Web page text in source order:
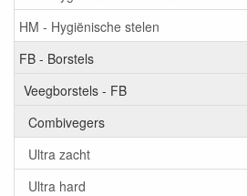
HM - Hygiënische stelen
FB - Borstels
Veegborstels - FB
Combivegers
Ultra zacht
Ultra hard